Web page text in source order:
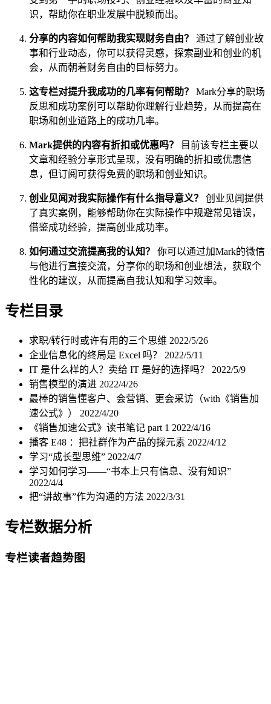
识，帮助你在职业发展中脱颖而出。
分享的内容如何帮助我实现财务自由？
通过了解创业故
事和行业动态，你可以获得灵感，探索副业和创业的机
会，从而朝着财务自由的目标努力。
这专栏对提升我成功的几率有何帮助？
Mark分享的职场
反思和成功案例可以帮助你理解行业趋势，从而提高在
职场和创业道路上的成功几率。
Mark提供的内容有折扣或优惠吗？
目前该专栏主要以
文章和经验分享形式呈现，没有明确的折扣或优惠信
息，但订阅可获得免费的职场和创业知识。
创业见闻对我实际操作有什么指导意义？
创业见闻提供
了真实案例，能够帮助你在实际操作中规避常见错误，
借鉴成功经验，提高创业成功率。
如何通过交流提高我的认知？
你可以通过加Mark的微信
与他进行直接交流，分享你的职场和创业想法，获取个
性化的建议，从而提高自我认知和学习效率。
专栏目录
求职/转行时或许有用的三个思维 2022/5/26
企业信息化的终局是 Excel 吗？ 2022/5/11
IT 是什么样的人？卖给 IT 是好的选择吗？ 2022/5/9
销售模型的演进 2022/4/26
最棒的销售懂客户、会营销、更会采访（with《销售加
速公式》） 2022/4/20
《销售加速公式》读书笔记 part 1 2022/4/16
播客 E48 ：把社群作为产品的探元素 2022/4/12
学习“成长型思维” 2022/4/7
学习如何学习——“书本上只有信息、没有知识”
2022/4/4
把“讲故事”作为沟通的方法 2022/3/31
专栏数据分析
专栏读者趋势图